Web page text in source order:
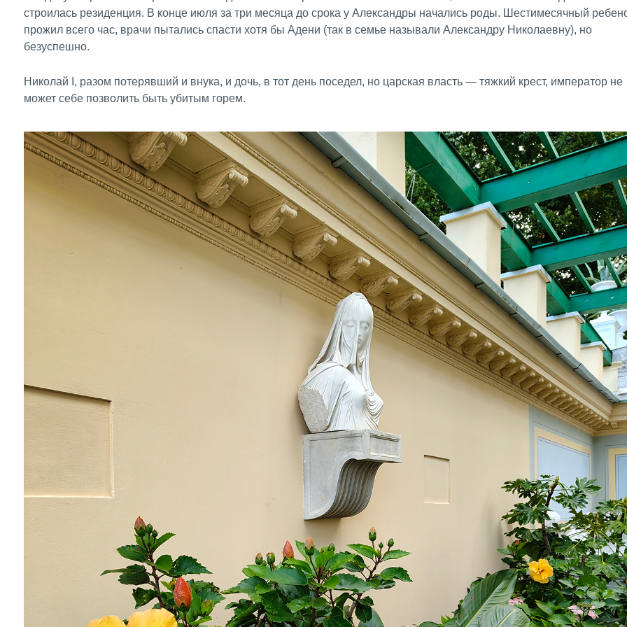
строилась резиденция. В конце июля за три месяца до срока у Александры начались роды. Шестимесячный
прожил всего час, врачи пытались спасти хотя бы Адени (так в семье называли Александру Николаевну), но
безуспешно.
Николай I, разом потерявший и внука, и дочь, в тот день поседел, но царская власть — тяжкий крест, император не
может себе позволить быть убитым горем.